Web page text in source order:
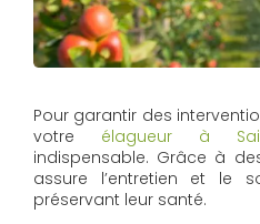
Pour garantir des
votre élagueur à
indispensable. Grâce à
assure l’entretien et le
préservant leur santé.